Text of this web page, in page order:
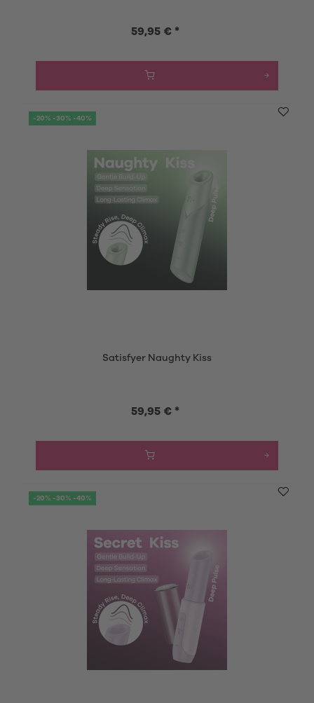
59,95 € *
-20% -30% -40%
Satisfyer Naughty Kiss
59,95 € *
-20% -30% -40%